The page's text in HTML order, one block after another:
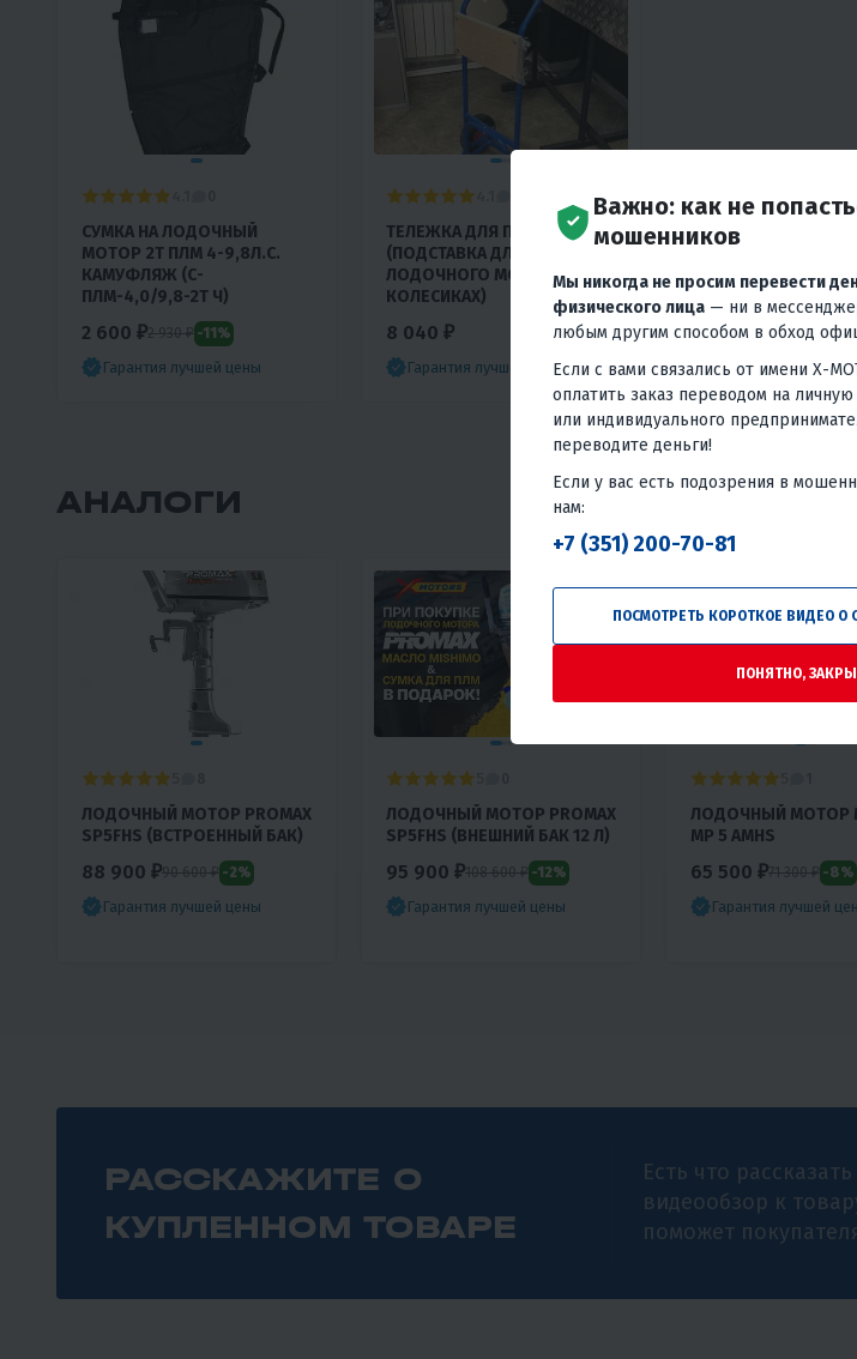
СУМКА НА ЛОДОЧНЫЙ
МОТОР 2Т ПЛМ 4-9,8Л.С.
КАМУФЛЯЖ (С-
ПЛМ-4,0/9,8-2Т Ч)
2 600 ₽2 930 ₽ -11%
Гарантия лучшей цены
ТЕЛЕЖКА ДЛЯ ПЛМ
(ПОДСТАВКА ДЛЯ
ЛОДОЧНОГО МОТОРА НА
КОЛЕСИКАХ)
8 040 ₽
Гарантия лучшей цены
АНАЛОГИ
ЛОДОЧНЫЙ МОТОР PROMAX
SP5FHS (ВСТРОЕННЫЙ БАК)
88 900 ₽90 600 ₽ -2%
Гарантия лучшей цены
ЛОДОЧНЫЙ МОТОР PROMAX
SP5FHS (ВНЕШНИЙ БАК 12 Л)
95 900 ₽108 600 ₽ -12%
Гарантия лучшей цены
ЛОДОЧНЫЙ МОТОР
MP 5 AMHS
65 500 ₽71 300 ₽ -8%
Гарантия лучшей
РАССКАЖИТЕ О
КУПЛЕННОМ ТОВАРЕ
Есть что
видеообзор к
поможет
Важно: как не
мошенников
Мы никогда не просим перевести
физического лица — ни в
любым другим способом в обход
Если с вами связались от имени X-
оплатить заказ переводом на
или индивидуального
переводите деньги!
Если у вас есть подозрения в
нам:
+7 (351) 200-70-81
ПОСМОТРЕТЬ КОРОТКОЕ ВИДЕО О
ПОНЯТНО,